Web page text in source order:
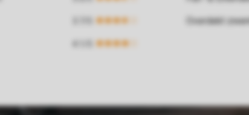
Overdekt